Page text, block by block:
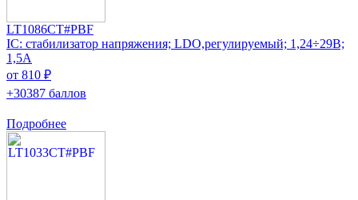
LT1086CT#PBF
IC: стабилизатор напряжения; LDO,регулируемый; 1,24÷29В;
1,5А
от 810 ₽
+30387 баллов
Подробнее